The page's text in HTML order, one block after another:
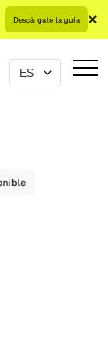
Descárgate la guía